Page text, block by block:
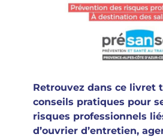
Retrouvez dans ce livret
conseils pratiques pour
risques professionnels
d’ouvrier d’entretien,